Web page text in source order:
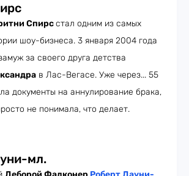
Спирсстал одним из самых
шоу-бизнеса. 3 января 2004 года
за своего друга детства
в Лас-Вегасе. Уже через... 55
документы на аннулирование брака,
не понимала, что делает.
мл.